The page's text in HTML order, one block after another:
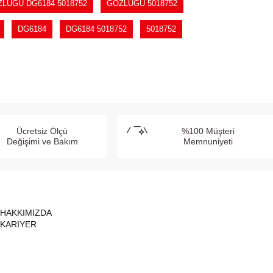
DG6184 5018752 GÖZLÜĞÜ 5018752
DG6184 DG6184 5018752 5018752
Ücretsiz Ölçü
Değişimi ve Bakım
%100 Müşteri
Memnuniyeti
HAKKIMIZDA
KARIYER